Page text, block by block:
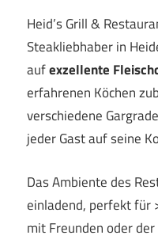
Heid’s Grill &
Steakliebhaber in
aufexzellente
erfahrenen Köchen
verschiedene
jeder Gast auf seine
Das Ambiente des
einladend, perfekt für
mit Freunden oder